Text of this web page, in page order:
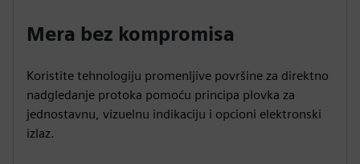
Mera bez kompromisa
Koristite tehnologiju promenljive površine za direktno
nadgledanje protoka pomoću principa plovka za
jednostavnu, vizuelnu indikaciju i opcioni elektronski
izlaz.